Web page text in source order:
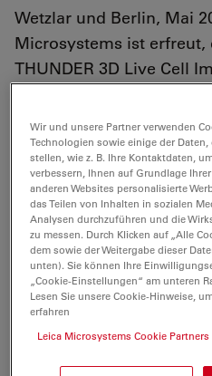
Wetzlar und Berlin, Mai
Microsystems ist erfreut,
THUNDER 3D Live Cell
Berlin bekannt zu geben.
Das Institut für Virologie auf
unter der Leitung von
Drosten steht seit Beginn
Ausbruchs in der ersten
SARS-CoV-2, dem Erreger
Das neue leistungsfähige
Wir und unsere Partner verwenden
Technologien sowie einige der
stellen, wie z. B. Ihre Kontaktdaten,
verbessern, Ihnen auf Grundlage
anderen Websites personalisierte
das Teilen von Inhalten in sozialen
Analysen durchzuführen und die
zu messen. Durch Klicken auf „Alle
dem sowie der Weitergabe dieser
unten). Sie können Ihre
„Cookie-Einstellungen“ am unteren
Lesen Sie unsere Cookie-Hinweise,
erfahren
Leica Microsystems Cookie Partners